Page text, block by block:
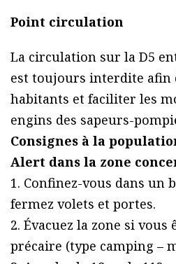
Point circulation
La circulation sur la D5
est toujours interdite afin
habitants et faciliter les
engins des sapeurs-
Consignes à la
Alert dans la zone
1. Confinez-vous dans un
fermez volets et portes.
2. Évacuez la zone si
précaire (type camping –